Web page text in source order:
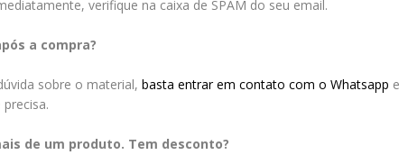
verifique na caixa de SPAM do seu email.
a compra?
sobre o material, basta entrar em contato com o Whatsapp e
de um produto. Tem desconto?